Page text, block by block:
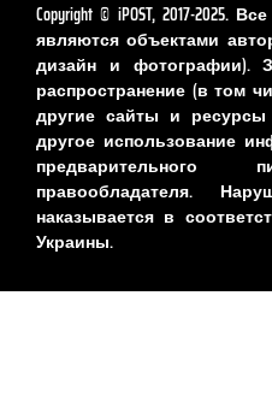
Copyright © iPOST, 2017-
являются объектами
дизайн и фотографии).
распространение (в том
другие сайты и
другое использование
предварительного
правообладателя.
наказывается в
Украины.